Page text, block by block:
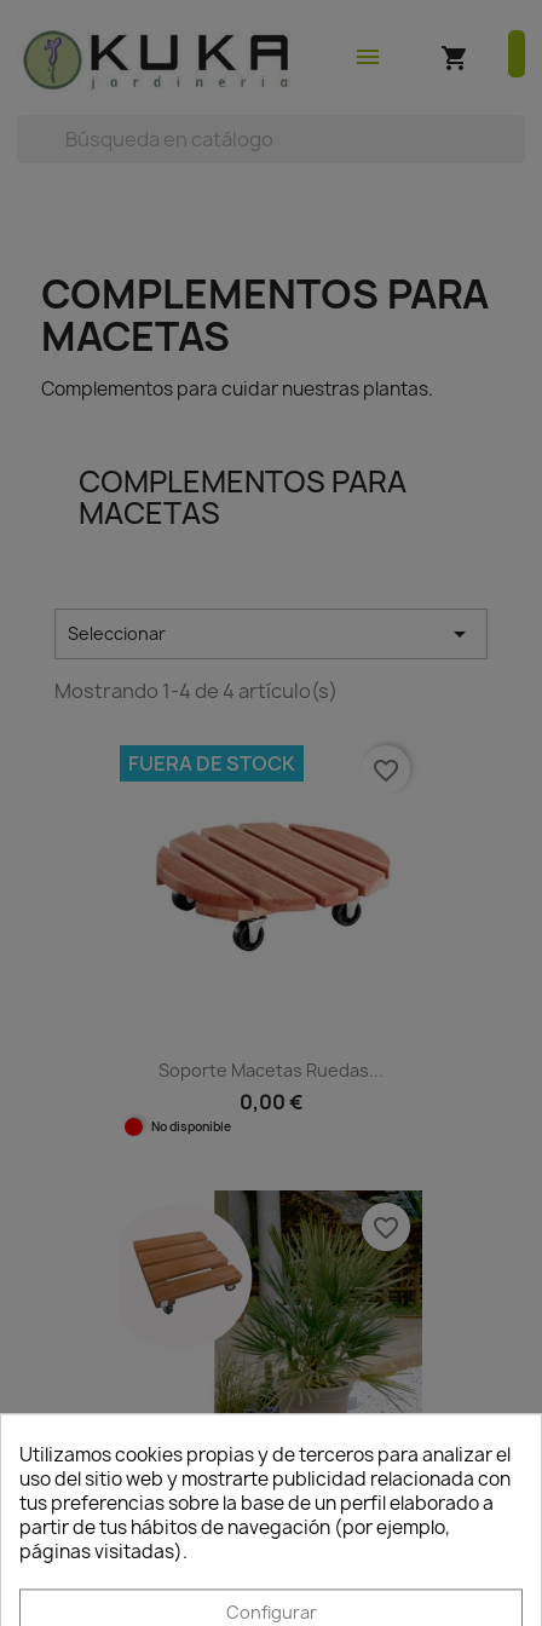
 (0)

menu
shopping_cart
COMPLEMENTOS PARA
MACETAS
Complementos para cuidar nuestras plantas.
COMPLEMENTOS PARA
MACETAS
Seleccionar 
Mostrando 1-4 de 4 artículo(s)
Soporte Macetas Ruedas...
0,00 €
No disponible
FUERA DE STOCK favorite_border
Soporte Madera Con Ruedas...
favorite_border
Utilizamos cookies propias y de terceros para analizar el
uso del sitio web y mostrarte publicidad relacionada con
tus preferencias sobre la base de un perfil elaborado a
partir de tus hábitos de navegación (por ejemplo,
páginas visitadas).
Configurar Consentimiento de cookies